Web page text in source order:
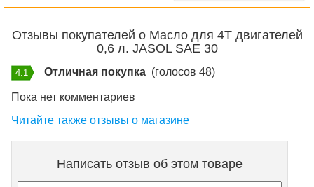
Отзывы покупателей о Масло для 4T двигателей
0,6 л. JASOL SAE 30
4.1 Отличная покупка (голосов 48)
Пока нет комментариев
Читайте также отзывы о магазине
Написать отзыв об этом товаре